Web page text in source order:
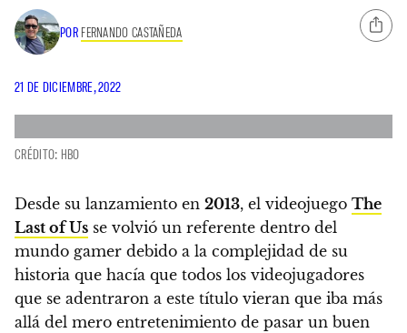
POR FERNANDO CASTAÑEDA
21 DE DICIEMBRE, 2022
CRÉDITO: HBO
Desde su lanzamiento en 2013, el videojuego The
Last of Us se volvió un referente dentro del
mundo gamer debido a la complejidad de su
historia que hacía que todos los videojugadores
que se adentraron a este título vieran que iba más
allá del mero entretenimiento de pasar un buen